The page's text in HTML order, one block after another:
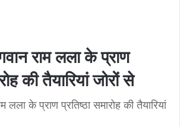
राम लला के प्राण
की तैयारियां जोरों से
लला के प्राण प्रतिष्ठा समारोह की तैयारियां